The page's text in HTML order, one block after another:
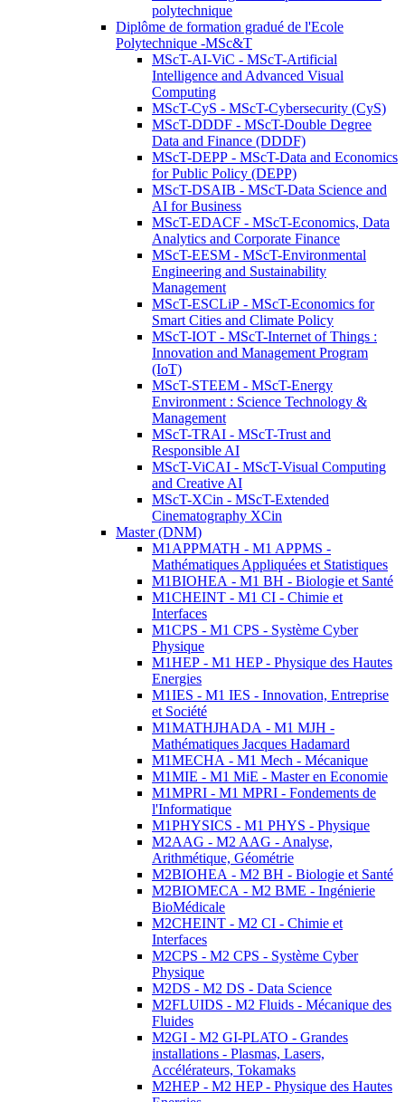
polytechnique
Diplôme de formation gradué de l'Ecole
Polytechnique -MSc&T
MScT-AI-ViC - MScT-Artificial
Intelligence and Advanced Visual
Computing
MScT-CyS - MScT-Cybersecurity (CyS)
MScT-DDDF - MScT-Double Degree
Data and Finance (DDDF)
MScT-DEPP - MScT-Data and Economics
for Public Policy (DEPP)
MScT-DSAIB - MScT-Data Science and
AI for Business
MScT-EDACF - MScT-Economics, Data
Analytics and Corporate Finance
MScT-EESM - MScT-Environmental
Engineering and Sustainability
Management
MScT-ESCLiP - MScT-Economics for
Smart Cities and Climate Policy
MScT-IOT - MScT-Internet of Things :
Innovation and Management Program
(IoT)
MScT-STEEM - MScT-Energy
Environment : Science Technology &
Management
MScT-TRAI - MScT-Trust and
Responsible AI
MScT-ViCAI - MScT-Visual Computing
and Creative AI
MScT-XCin - MScT-Extended
Cinematography XCin
Master (DNM)
M1APPMATH - M1 APPMS -
Mathématiques Appliquées et Statistiques
M1BIOHEA - M1 BH - Biologie et Santé
M1CHEINT - M1 CI - Chimie et
Interfaces
M1CPS - M1 CPS - Système Cyber
Physique
M1HEP - M1 HEP - Physique des Hautes
Energies
M1IES - M1 IES - Innovation, Entreprise
et Société
M1MATHJHADA - M1 MJH -
Mathématiques Jacques Hadamard
M1MECHA - M1 Mech - Mécanique
M1MIE - M1 MiE - Master en Economie
M1MPRI - M1 MPRI - Fondements de
l'Informatique
M1PHYSICS - M1 PHYS - Physique
M2AAG - M2 AAG - Analyse,
Arithmétique, Géométrie
M2BIOHEA - M2 BH - Biologie et Santé
M2BIOMECA - M2 BME - Ingénierie
BioMédicale
M2CHEINT - M2 CI - Chimie et
Interfaces
M2CPS - M2 CPS - Système Cyber
Physique
M2DS - M2 DS - Data Science
M2FLUIDS - M2 Fluids - Mécanique des
Fluides
M2GI - M2 GI-PLATO - Grandes
installations - Plasmas, Lasers,
Accélérateurs, Tokamaks
M2HEP - M2 HEP - Physique des Hautes